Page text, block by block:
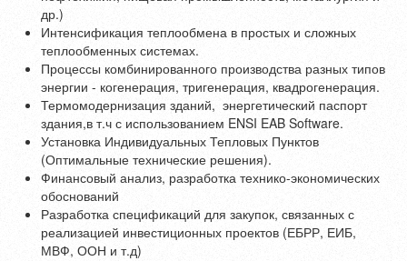
др.)
Интенсификация теплообмена в простых и сложных
теплообменных системах.
Процессы комбинированного производства разных типов
энергии - когенерация, тригенерация, квадрогенерация.
Термомодернизация зданий, энергетический паспорт
здания,в т.ч с использованием ENSI EAB Software.
Установка Индивидуальных Тепловых Пунктов
(Оптимальные технические решения).
Финансовый анализ, разработка технико-экономических
обоснований
Разработка спецификаций для закупок, связанных с
реализацией инвестиционных проектов (ЕБРР, ЕИБ,
МВФ, ООН и т.д)